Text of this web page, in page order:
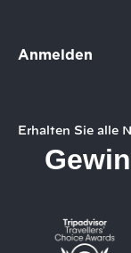
Anmelden
Erhalten Sie alle